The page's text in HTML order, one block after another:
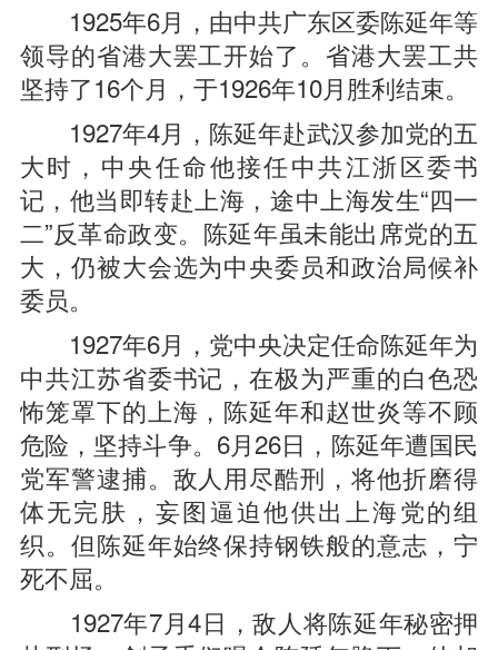
1925年6月，由中共广东区委陈延年等
领导的省港大罢工开始了。省港大罢工共
坚持了16个月，于1926年10月胜利结束。
1927年4月，陈延年赴武汉参加党的五
大时，中央任命他接任中共江浙区委书
记，他当即转赴上海，途中上海发生“四一
二”反革命政变。陈延年虽未能出席党的五
大，仍被大会选为中央委员和政治局候补
委员。
1927年6月，党中央决定任命陈延年为
中共江苏省委书记，在极为严重的白色恐
怖笼罩下的上海，陈延年和赵世炎等不顾
危险，坚持斗争。6月26日，陈延年遭国民
党军警逮捕。敌人用尽酷刑，将他折磨得
体无完肤，妄图逼迫他供出上海党的组
织。但陈延年始终保持钢铁般的意志，宁
死不屈。
1927年7月4日，敌人将陈延年秘密押